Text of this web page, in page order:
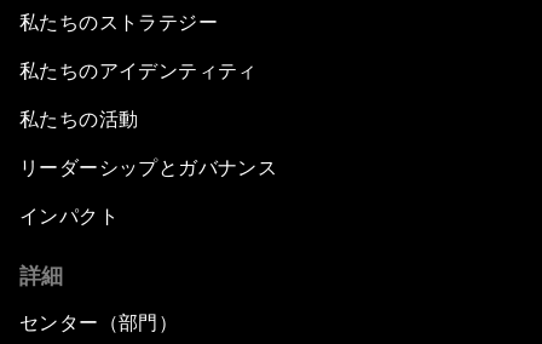
私たちのストラテジー
私たちのアイデンティティ
私たちの活動
リーダーシップとガバナンス
インパクト
詳細
センター（部門）